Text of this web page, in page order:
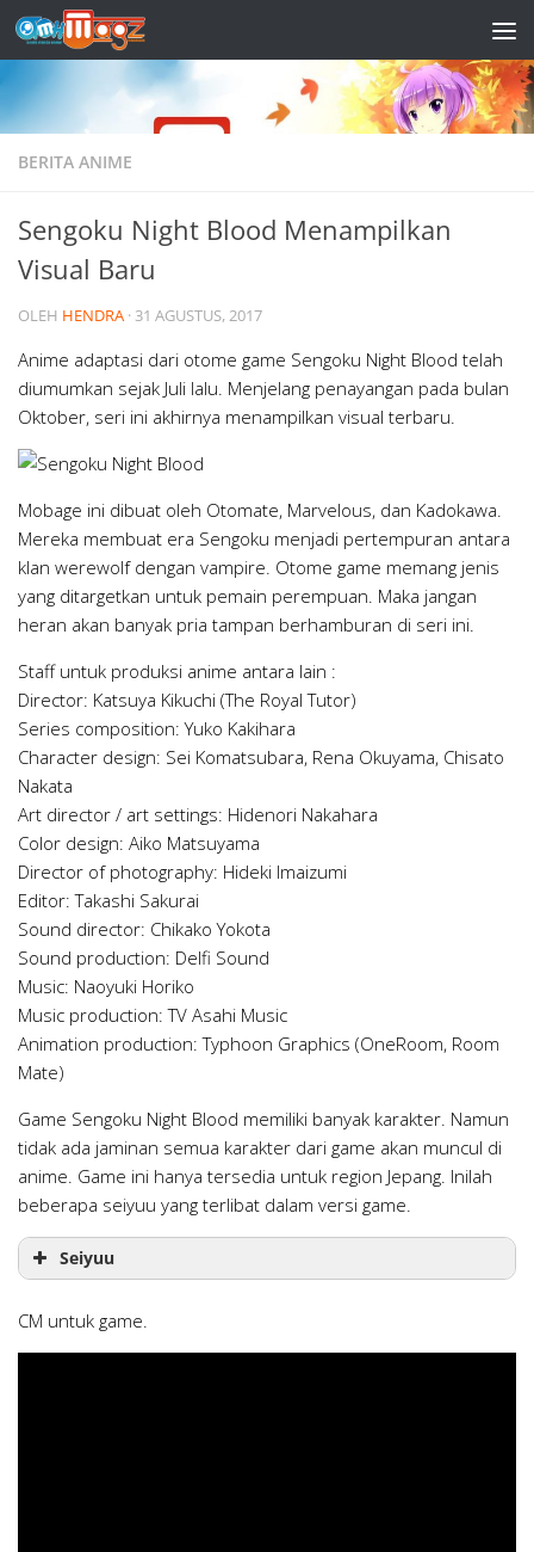
Skip to content
BERITA ANIME
Sengoku Night Blood Menampilkan
Visual Baru
OLEH HENDRA · 31 AGUSTUS, 2017
Anime adaptasi dari otome game Sengoku Night Blood telah
diumumkan sejak Juli lalu. Menjelang penayangan pada bulan
Oktober, seri ini akhirnya menampilkan visual terbaru.
Mobage ini dibuat oleh Otomate, Marvelous, dan Kadokawa.
Mereka membuat era Sengoku menjadi pertempuran antara
klan werewolf dengan vampire. Otome game memang jenis
yang ditargetkan untuk pemain perempuan. Maka jangan
heran akan banyak pria tampan berhamburan di seri ini.
Staff untuk produksi anime antara lain :
Director: Katsuya Kikuchi (The Royal Tutor)
Series composition: Yuko Kakihara
Character design: Sei Komatsubara, Rena Okuyama, Chisato
Nakata
Art director / art settings: Hidenori Nakahara
Color design: Aiko Matsuyama
Director of photography: Hideki Imaizumi
Editor: Takashi Sakurai
Sound director: Chikako Yokota
Sound production: Delfi Sound
Music: Naoyuki Horiko
Music production: TV Asahi Music
Animation production: Typhoon Graphics (OneRoom, Room
Mate)
Game Sengoku Night Blood memiliki banyak karakter. Namun
tidak ada jaminan semua karakter dari game akan muncul di
anime. Game ini hanya tersedia untuk region Jepang. Inilah
beberapa seiyuu yang terlibat dalam versi game.
Seiyuu
CM untuk game.